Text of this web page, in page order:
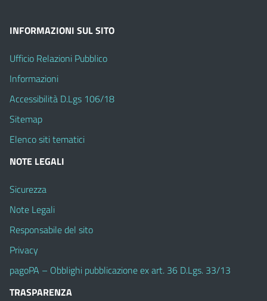
INFORMAZIONI SUL SITO
Ufficio Relazioni Pubblico
Informazioni
Accessibilità D.Lgs 106/18
Sitemap
Elenco siti tematici
NOTE LEGALI
Sicurezza
Note Legali
Responsabile del sito
Privacy
pagoPA – Obblighi pubblicazione ex art. 36 D.Lgs. 33/13
TRASPARENZA